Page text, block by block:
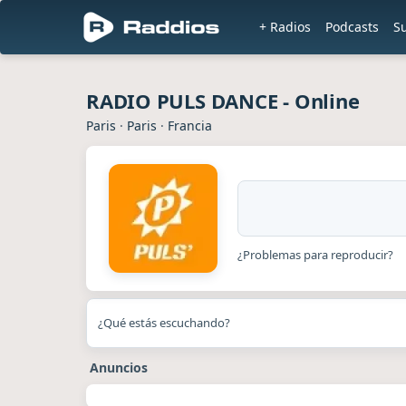
+ Radios Podcasts
RADIO PULS DANCE - Online
Paris · Paris · Francia
¿Problemas para reproducir?
¿Qué estás escuchando?
Anuncios